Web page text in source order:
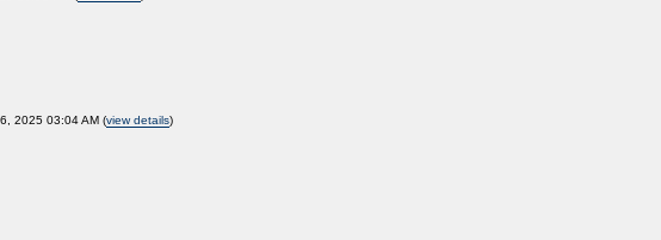
2025 03:04 AM (view details)